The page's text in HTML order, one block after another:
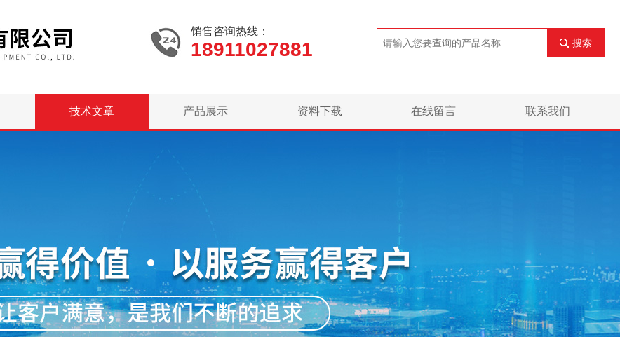
销售咨询热线：
18911027881 搜索
技术文章 产品展示 资料下载 在线留言 联系我们